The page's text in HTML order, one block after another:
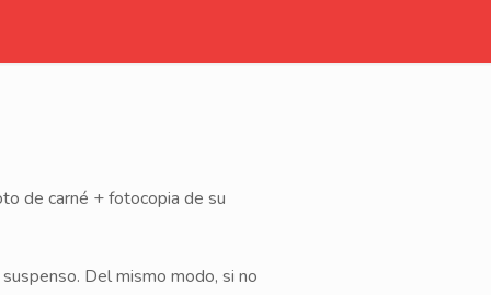
de carné + fotocopia de su
Del mismo modo, si no